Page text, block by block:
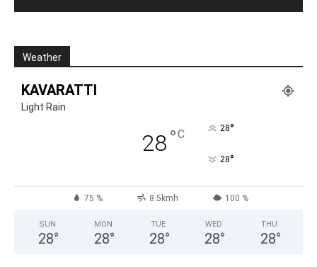
Weather
KAVARATTI
Light Rain
28°C 28°
28°
75 % 8.5kmh 100 %
SUN
28°
MON
28°
TUE
28°
WED
28°
THU
28°